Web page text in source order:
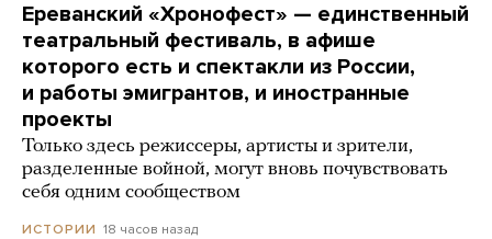
Ереванский «Хронофест» — единственный
театральный фестиваль, в афише
которого есть и спектакли из России,
и работы эмигрантов, и иностранные
проекты
Только здесь режиссеры, артисты и зрители,
разделенные войной, могут вновь почувствовать
себя одним сообществом
ИСТОРИИ 18 часов назад